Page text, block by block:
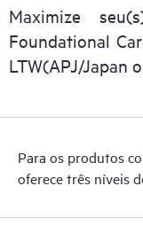
Maximize
Foundational
LTW(APJ/Japan
Para os produtos
oferece três níveis